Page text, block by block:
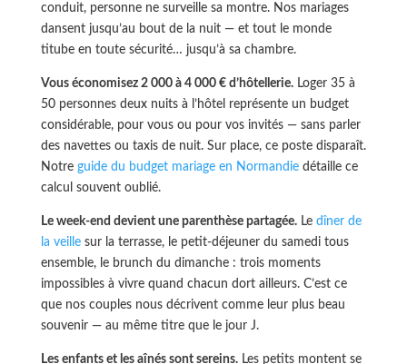
conduit, personne ne surveille sa montre. Nos mariages
dansent jusqu’au bout de la nuit — et tout le monde
titube en toute sécurité… jusqu’à sa chambre.
Vous économisez 2 000 à 4 000 € d’hôtellerie.Loger 35 à
50 personnes deux nuits à l’hôtel représente un budget
considérable, pour vous ou pour vos invités — sans parler
des navettes ou taxis de nuit. Sur place, ce poste disparaît.
Notre guide du budget mariage en Normandiedétaille ce
calcul souvent oublié.
Le week-end devient une parenthèse partagée.Le dîner de
la veillesur la terrasse, le petit-déjeuner du samedi tous
ensemble, le brunch du dimanche : trois moments
impossibles à vivre quand chacun dort ailleurs. C’est ce
que nos couples nous décrivent comme leur plus beau
souvenir — au même titre que le jour J.
Les enfants et les aînés sont sereins.Les petits montent se